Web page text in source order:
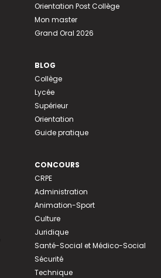
Orientation Post Collège
Mon master
Grand Oral 2026
BLOG
Collège
Lycée
Supérieur
Orientation
Guide pratique
CONCOURS
CRPE
Administration
Animation-Sport
Culture
Juridique
Santé-Social et Médico-Social
Sécurité
Technique